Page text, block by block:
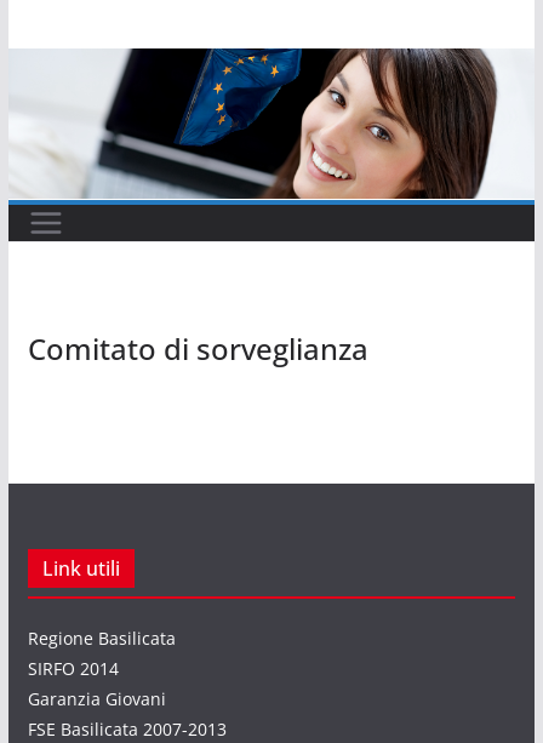
al
Comitato di sorveglianza
Link utili
Regione Basilicata
SIRFO 2014
Garanzia Giovani
FSE Basilicata 2007-2013